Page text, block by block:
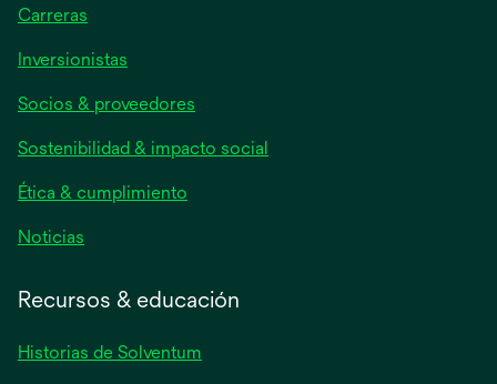
Carreras
Inversionistas
en
una
pestaña
nueva
Socios & proveedores
Sostenibilidad & impacto social
Ética & cumplimiento
Noticias
pestaña
Recursos & educación
Historias de Solventum